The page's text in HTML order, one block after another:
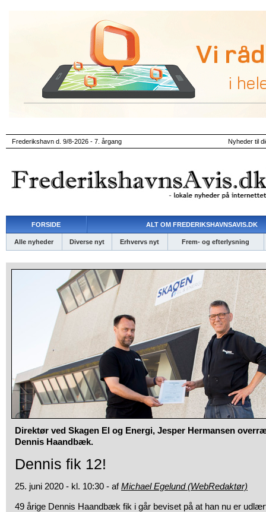
Frederikshavn d. 9/8-2026 - 7. årgang Nyheder til
FORSIDE ALT OM FREDERIKSHAVNSAVIS.DK
Alle nyheder Diverse nyt Erhvervs nyt Frem- og efterlysning
Direktør ved Skagen El og Energi, Jesper Hermansen
Dennis Haandbæk.
Dennis fik 12!
25. juni 2020 - kl. 10:30 - afMichael Egelund (WebRedaktør)
49 årige Dennis Haandbæk fik i går beviset på at han nu er